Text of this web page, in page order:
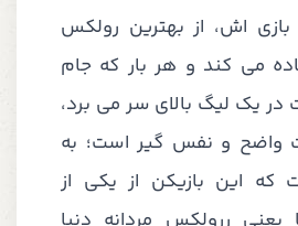
اش، از بهترین رولکس
می کند و هر بار که جام
در یک لیگ بالای سر می برد،
واضح و نفس گیر است؛ به
این بازیکن از یکی از